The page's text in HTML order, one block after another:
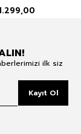
ilk siz
Kayıt Ol